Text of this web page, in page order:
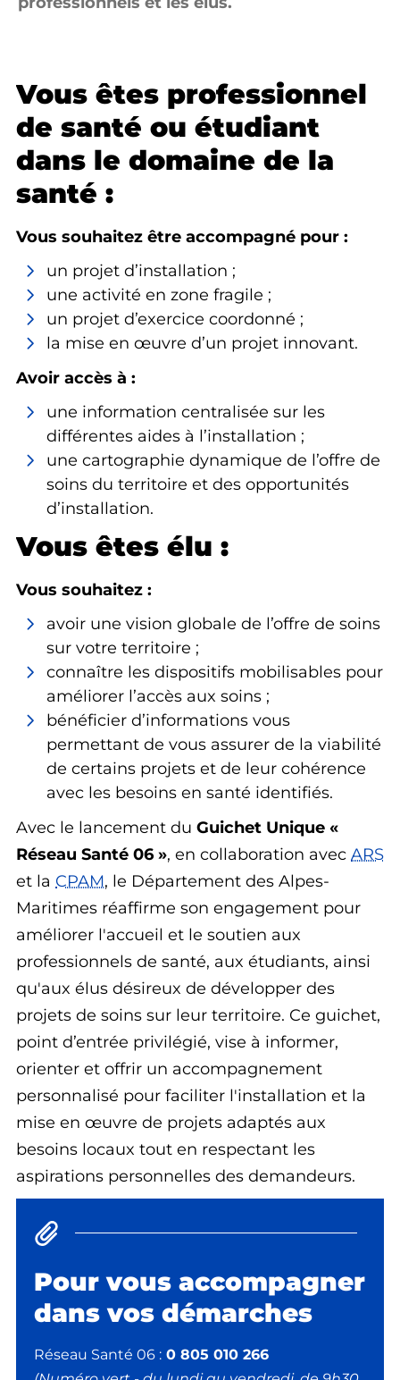
Vous êtes professionnel
de santé ou étudiant
dans le domaine de la
santé :
Vous souhaitez être accompagné pour :
un projet d’installation ;
une activité en zone fragile ;
un projet d’exercice coordonné ;
la mise en œuvre d’un projet innovant.
Avoir accès à :
une information centralisée sur les
différentes aides à l’installation ;
une cartographie dynamique de l’offre de
soins du territoire et des opportunités
d’installation.
Vous êtes élu :
Vous souhaitez :
avoir une vision globale de l’offre de soins
sur votre territoire ;
connaître les dispositifs mobilisables pour
améliorer l’accès aux soins ;
bénéficier d’informations vous
permettant de vous assurer de la viabilité
de certains projets et de leur cohérence
avec les besoins en santé identifiés.
Avec le lancement du Guichet Unique «
Réseau Santé 06 », en collaboration avec ARS
et la CPAM, le Département des Alpes-
Maritimes réaffirme son engagement pour
améliorer l'accueil et le soutien aux
professionnels de santé, aux étudiants, ainsi
qu'aux élus désireux de développer des
projets de soins sur leur territoire. Ce guichet,
point d’entrée privilégié, vise à informer,
orienter et offrir un accompagnement
personnalisé pour faciliter l'installation et la
mise en œuvre de projets adaptés aux
besoins locaux tout en respectant les
aspirations personnelles des demandeurs.
Pour vous accompagner
dans vos démarches
Réseau Santé 06 : 0 805 010 266